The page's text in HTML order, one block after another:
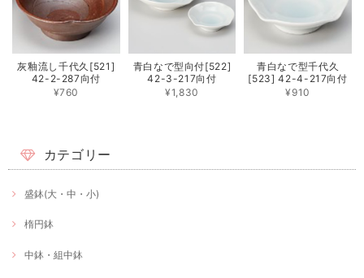
灰釉流し千代久[521]
42-2-287向付
¥760
青白なで型向付[522]
42-3-217向付
¥1,830
青白なで型千代久
[523] 42-4-217向付
¥910
カテゴリー
盛鉢(大・中・小)
楕円鉢
中鉢・組中鉢